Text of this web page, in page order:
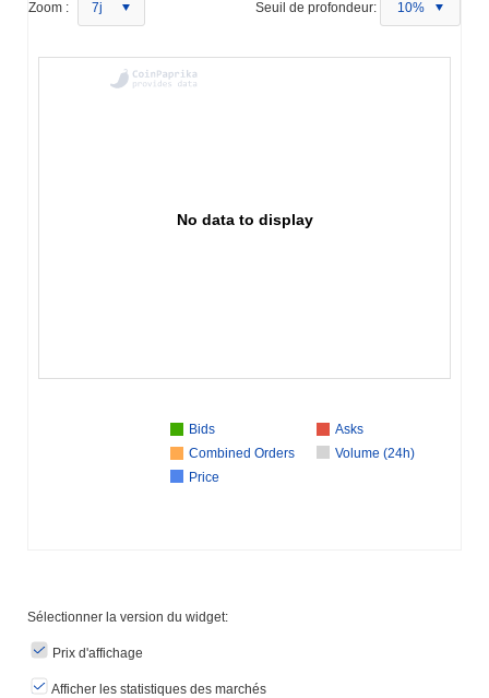
Zoom : 7j Seuil de profondeur: 10%
No data to display
Bids
Asks
Combined Orders
Volume (24h)
Price
Sélectionner la version du widget:
Prix ​​d'affichage
Afficher les statistiques des marchés